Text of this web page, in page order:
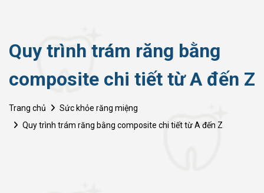
Quy trình trám răng bằng
composite chi tiết từ A đến Z
Trang chủ
Sức khỏe răng miệng
Quy trình trám răng bằng composite chi tiết từ A đến Z